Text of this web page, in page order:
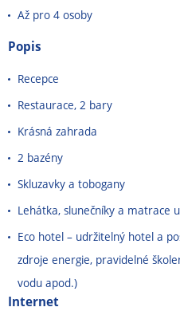
Až pro 4 osoby
Popis
Recepce
Restaurace, 2 bary
Krásná zahrada
2 bazény
Skluzavky a tobogany
Lehátka, slunečníky a matrace
Eco hotel – udržitelný hotel a
zdroje energie, pravidelné
vodu apod.)
Internet